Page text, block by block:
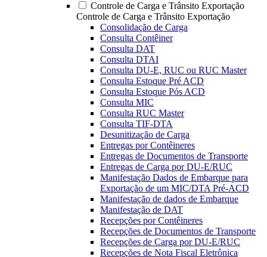
Controle de Carga e Trânsito Exportação
Controle de Carga e Trânsito Exportação
Consolidação de Carga
Consulta Contêiner
Consulta DAT
Consulta DTAI
Consulta DU-E, RUC ou RUC Master
Consulta Estoque Pré ACD
Consulta Estoque Pós ACD
Consulta MIC
Consulta RUC Master
Consulta TIF-DTA
Desunitização de Carga
Entregas por Contêineres
Entregas de Documentos de Transporte
Entregas de Carga por DU-E/RUC
Manifestação Dados de Embarque para
Exportação de um MIC/DTA Pré-ACD
Manifestação de dados de Embarque
Manifestação de DAT
Recepções por Contêineres
Recepções de Documentos de Transporte
Recepções de Carga por DU-E/RUC
Recepções de Nota Fiscal Eletrônica